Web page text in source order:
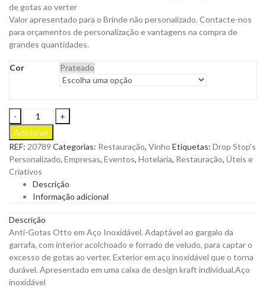
de gotas ao verter
Valor apresentado para o Brinde não personalizado. Contacte-nos
para orçamentos de personalização e vantagens na compra de
grandes quantidades.
Cor Prateado
Anti-
Gotas
Otto
em
Aço
Inoxidável.
Adaptável
ao
da
garrafa
para
Personalizar
quantity
Adicionar
REF: 20789 Categorias: Restauração, Vinho Etiquetas: Drop Stop's
Personalizado, Empresas, Eventos, Hotelaria, Restauração, Úteis e
Criativos
Descrição
Informação adicional
Descrição
Anti-Gotas Otto em Aço Inoxidável. Adaptável ao gargalo da
garrafa, com interior acolchoado e forrado de veludo, para captar o
excesso de gotas ao verter. Exterior em aço inoxidável que o torna
durável. Apresentado em uma caixa de design kraft individual.Aço
inoxidável